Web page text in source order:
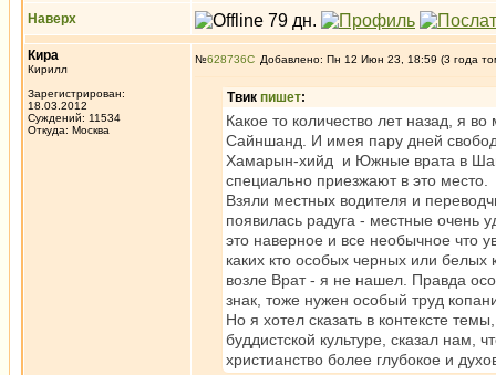
Наверх
Кира
Кирилл
Зарегистрирован:
18.03.2012
Суждений: 11534
Откуда: Москва
№628736 Добавлено: Пн 12 Июн 23, 18:59 (3 года
Твик пишет:
Какое то количество лет назад, я
Сайншанд. И имея пару дней
Хамарын-хийд и Южные врата в
специально приезжают в это место.
Взяли местных водителя и
появилась радуга - местные очень
это наверное и все необычное что
каких кто особых черных или белых
возле Врат - я не нашел. Правда
знак, тоже нужен особый труд
Но я хотел сказать в контексте
буддистской культуре, сказал нам,
христианство более глубокое и